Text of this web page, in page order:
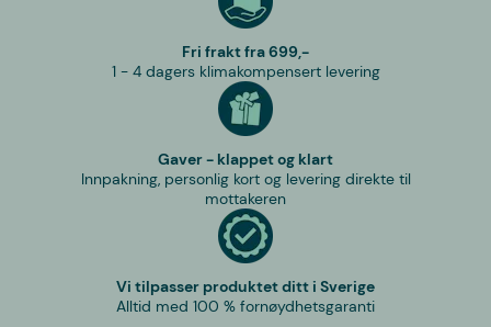
Fri frakt fra 699,-
1 - 4 dagers klimakompensert levering
Gaver - klappet og klart
Innpakning, personlig kort og levering direkte til
mottakeren
Vi tilpasser produktet ditt i Sverige
Alltid med 100 % fornøydhetsgaranti